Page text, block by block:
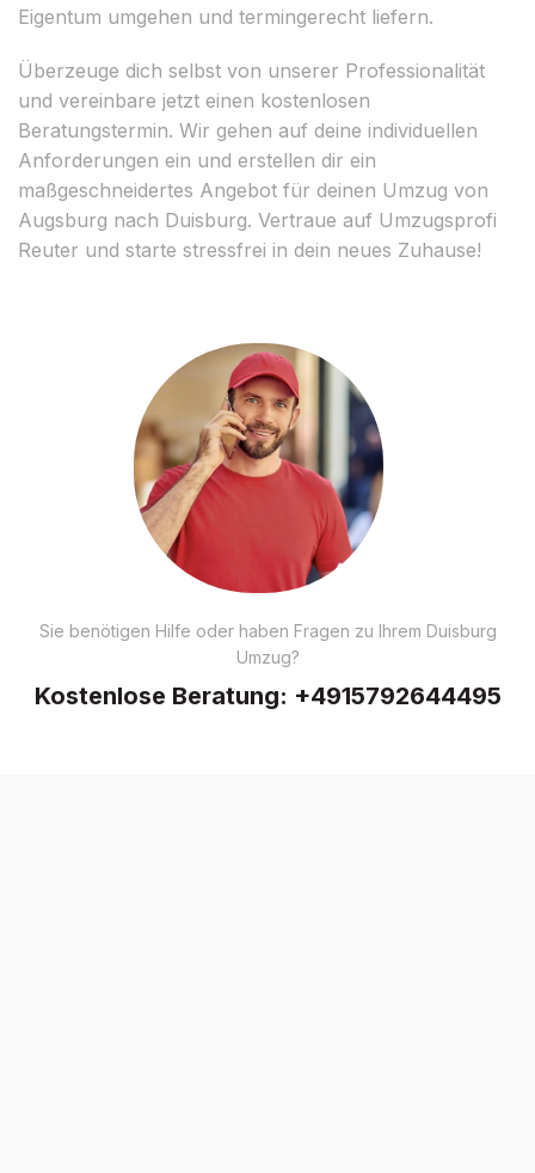
Eigentum umgehen und termingerecht liefern.
Überzeuge dich selbst von unserer Professionalität
und vereinbare jetzt einen kostenlosen
Beratungstermin. Wir gehen auf deine individuellen
Anforderungen ein und erstellen dir ein
maßgeschneidertes Angebot für deinen Umzug von
Augsburg nach Duisburg. Vertraue auf Umzugsprofi
Reuter und starte stressfrei in dein neues Zuhause!
Sie benötigen Hilfe oder haben Fragen zu Ihrem Duisburg
Umzug?
Kostenlose Beratung: +4915792644495